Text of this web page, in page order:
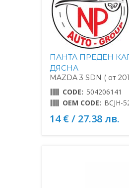
ПАНТА ПРЕДЕН
ДЯСНА
MAZDA 3 SDN ( от
CODE: 504206141
OEM CODE: BCJH-
14 € / 27.38 лв.